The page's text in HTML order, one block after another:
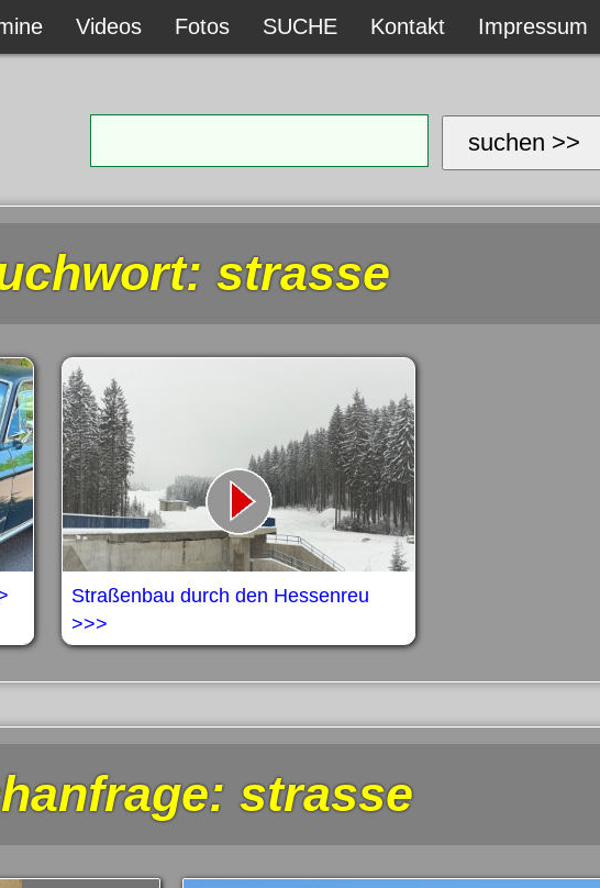
Videos Fotos SUCHE Kontakt Impressum
suchen >>
strasse
Straßenbau durch den Hessenreu
>>>
strasse
Videos Fotos SUCHE Kontakt Impressum